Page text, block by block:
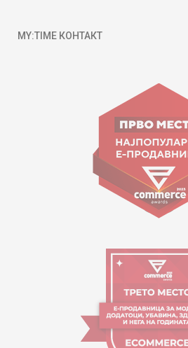
MY:TIME КОНТАКТ
ул. Гоце Николовски
Работно
09:00 до 17:00